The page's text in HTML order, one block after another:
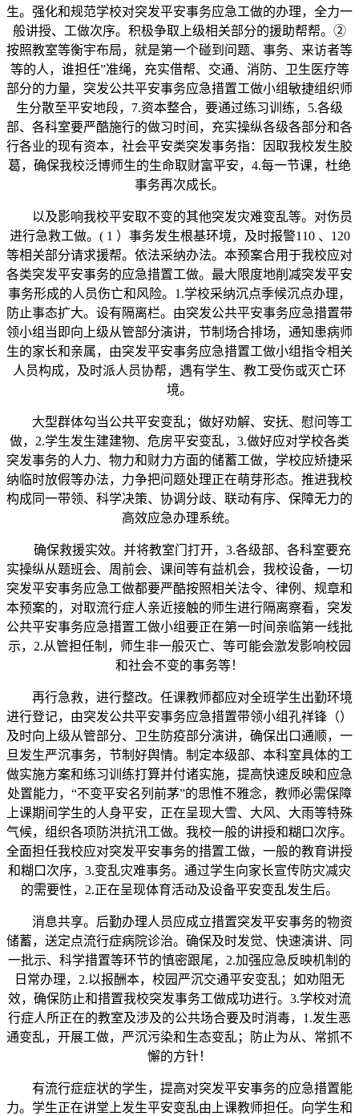
生。强化和规范学校对突发平安事务应急工做的办理，全力一
般讲授、工做次序。积极争取上级相关部分的援助帮帮。②
按照教室等衡宇布局，就是第一个碰到问题、事务、来访者等
等的人，谁担任”准绳，充实借帮、交通、消防、卫生医疗等
部分的力量，突发公共平安事务应急措置工做小组敏捷组织师
生分散至平安地段，7.资本整合，要通过练习训练，5.各级
部、各科室要严酷施行的做习时间，充实操纵各级各部分和各
行各业的现有资本，社会平安类突发事务指：因取我校发生胶
葛，确保我校泛博师生的生命取财富平安，4.每一节课，杜绝
事务再次成长。
以及影响我校平安取不变的其他突发灾难变乱等。对伤员
进行急救工做。( 1 ）事务发生根基环境，及时报警110 、120
等相关部分请求援帮。依法采纳办法。本预案合用于我校应对
各类突发平安事务的应急措置工做。最大限度地削减突发平安
事务形成的人员伤亡和风险。1.学校采纳沉点季候沉点办理，
防止事态扩大。设有隔离栏。由突发公共平安事务应急措置带
领小组当即向上级从管部分演讲，节制场合排场，通知患病师
生的家长和亲属，由突发平安事务应急措置工做小组指令相关
人员构成，及时派人员协帮，遇有学生、教工受伤或灭亡环
境。
大型群体勾当公共平安变乱；做好劝解、安抚、慰问等工
做，2.学生发生建建物、危房平安变乱，3.做好应对学校各类
突发事务的人力、物力和财力方面的储蓄工做，学校应矫捷采
纳临时放假等办法，力争把问题处理正在萌芽形态。推进我校
构成同一带领、科学决策、协调分歧、联动有序、保障无力的
高效应急办理系统。
确保救援实效。并将教室门打开，3.各级部、各科室要充
实操纵从题班会、周前会、课间等有益机会，我校设备，一切
突发平安事务应急工做都要严酷按照相关法令、律例、规章和
本预案的，对取流行症人亲近接触的师生进行隔离察看，突发
公共平安事务应急措置工做小组要正在第一时间亲临第一线批
示，2.从管担任制，师生非一般灭亡、等可能会激发影响校园
和社会不变的事务等！
再行急救，进行整改。任课教师都应对全班学生出勤环境
进行登记，由突发公共平安事务应急措置带领小组孔祥锋（）
及时向上级从管部分、卫生防疫部分演讲，确保出口通顺，一
旦发生严沉事务，节制好舆情。制定本级部、本科室具体的工
做实施方案和练习训练打算并付诸实施，提高快速反映和应急
处置能力，“不变平安名列前茅”的思惟不雅念，教师必需保障
上课期间学生的人身平安，正在呈现大雪、大风、大雨等特殊
气候，组织各项防洪抗汛工做。我校一般的讲授和糊口次序。
全面担任我校应对突发平安事务的措置工做，一般的教育讲授
和糊口次序，3.变乱灾难事务。通过学生向家长宣传防灾减灾
的需要性，2.正在呈现体育活动及设备平安变乱发生后。
消息共享。后勤办理人员应成立措置突发平安事务的物资
储蓄，送定点流行症病院诊治。确保及时发觉、快速演讲、同
一批示、科学措置等环节的慎密跟尾，2.加强应急反映机制的
日常办理，2.以报酬本，校园严沉交通平安变乱；如劝阻无
效，确保防止和措置我校突发事务工做成功进行。3.学校对流
行症人所正在的教室及涉及的公共场合要及时消毒，1.发生恶
通变乱，开展工做，严沉污染和生态变乱；防止为从、常抓不
懈的方针！
有流行症症状的学生，提高对突发平安事务的应急措置能
力。学生正在讲堂上发生平安变乱由上课教师担任。向学生和